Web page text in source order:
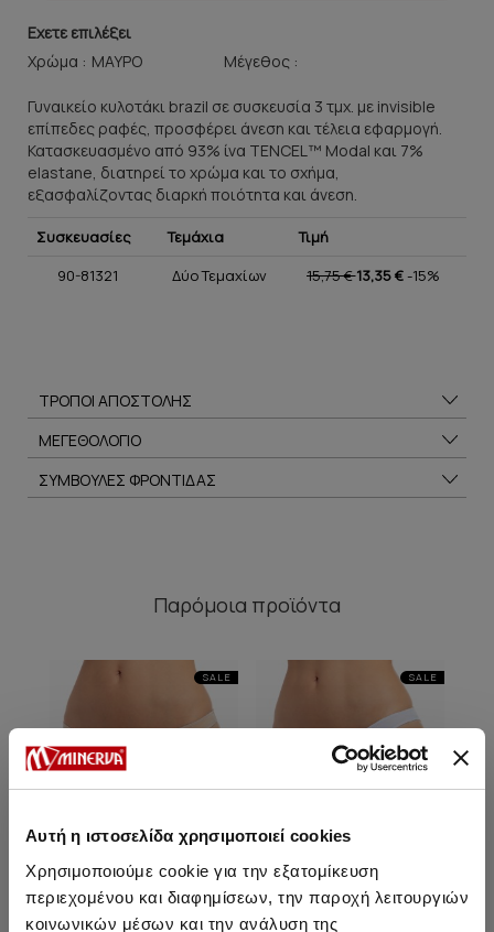
Αυτή η ιστοσελίδα χρησιμοποιεί cookies
Χρησιμοποιούμε cookie για την εξατομίκευση
περιεχομένου και διαφημίσεων, την παροχή λειτουργιών
κοινωνικών μέσων και την ανάλυση της
Εχετε επιλέξει
Χρώμα :
Μέγεθος :
Γυναικείο κυλοτάκι brazil σε συσκευσία 3 τμχ. με invisible
επίπεδες ραφές, προσφέρει άνεση και τέλεια εφαρμογή.
Κατασκευασμένο από 93% ίνα TENCEL™ Modal και 7%
elastane, διατηρεί το χρώμα και το σχήμα,
εξασφαλίζοντας διαρκή ποιότητα και άνεση.
Συσκευασίες Τεμάχια
Τιμή
90-81321
Δύο Τεμαχίων 15,75 €13,35 €-15%
ΤΡΟΠΟΙ ΑΠΟΣΤΟΛΗΣ
ΜΕΓΕΘΟΛΟΓΙΟ
ΣΥΜΒΟΥΛΕΣ ΦΡΟΝΤΙΔΑΣ
Παρόμοια προϊόντα
SALE SALE